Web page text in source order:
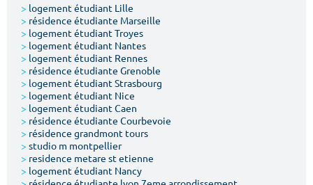
> logement étudiant Lille
> résidence étudiante Marseille
> logement étudiant Troyes
> logement étudiant Nantes
> logement étudiant Rennes
> résidence étudiante Grenoble
> logement étudiant Strasbourg
> logement étudiant Nice
> logement étudiant Caen
> résidence étudiante Courbevoie
> résidence grandmont tours
> studio m montpellier
> residence metare st etienne
> logement étudiant Nancy